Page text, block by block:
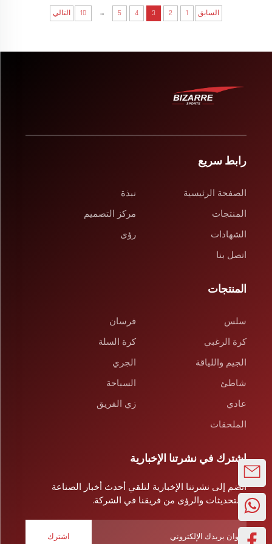
السابق 1
2
3
4
5
...
10 التالي
رابط سريع
الصفحة الرئيسية
نبذة
المنتجات
مركز التصميم
الشهادات
رؤى
اتصل بنا
المنتجات
سلس
فرسان
كرة الرغبي
كرة السلة
الجيم واللياقة
الجري
شاطئ
السباحة
عادي
زي الفريق
الملحقات
اشترك في نشرتنا الإخبارية
انضم إلى نشرتنا الإخبارية لتلقي أحدث أخبار الصناعة
والتحديثات والرؤى من فريقنا في الشركة.
اشترك